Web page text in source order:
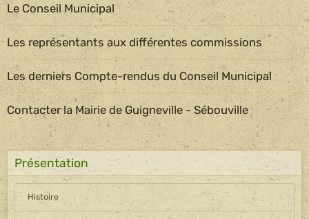
Le Conseil Municipal
Les représentants aux différentes commissions
Les derniers Compte-rendus du Conseil Municipal
Contacter la Mairie de Guigneville - Sébouville
Présentation
Histoire